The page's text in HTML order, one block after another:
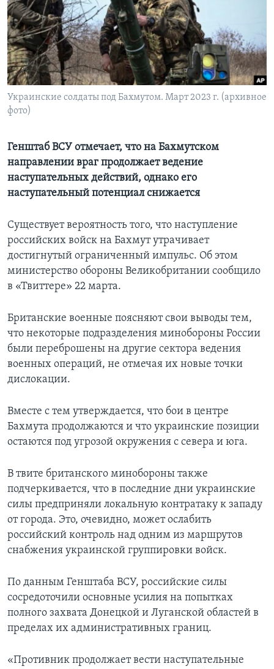
Learning English
СОЦИАЛЬНЫЕ СЕТИ
Языки
Украинские солдаты под Бахмутом. Март 2023 г. (архивное
фото)
Генштаб ВСУ отмечает, что на Бахмутском
направлении враг продолжает ведение
наступательных действий, однако его
наступательный потенциал снижается
Существует вероятность того, что наступление
российских войск на Бахмут утрачивает
достигнутый ограниченный импульс. Об этом
министерство обороны Великобритании сообщило
в «Твиттере» 22 марта.
Британские военные поясняют свои выводы тем,
что некоторые подразделения минобороны России
были переброшены на другие сектора ведения
военных операций, не отмечая их новые точки
дислокации.
Вместе с тем утверждается, что бои в центре
Бахмута продолжаются и что украинские позиции
остаются под угрозой окружения с севера и юга.
В твите британского минобороны также
подчеркивается, что в последние дни украинские
силы предприняли локальную контратаку к западу
от города. Это, очевидно, может ослабить
российский контроль над одним из маршрутов
снабжения украинской группировки войск.
По данным Генштаба ВСУ, российские силы
сосредоточили основные усилия на попытках
полного захвата Донецкой и Луганской областей в
пределах их административных границ.
«Противник продолжает вести наступательные